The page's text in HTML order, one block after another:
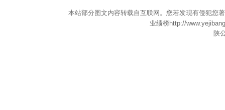
本站部分图文内容转载自互联网。您若发现有侵犯您
业绩榜http://
陕